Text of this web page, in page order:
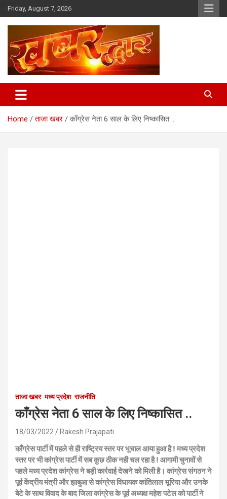
Skip
to
content
Friday, August 7, 2026
Khabar Dwar
Home ताजा खबर काँग्रेस नेता 6 साल के लिए निष्कासित ..
ताजा खबर मध्य प्रदेश राजनीति
काँग्रेस नेता 6 साल के लिए निष्कासित ..
18/03/2022 Rakesh Prajapati
काँग्रेस पार्टी में पहले से ही राष्ट्रिय स्तर पर भूचाल आया हुआ है ! मध्य प्रदेश
स्तर पर भी कांग्रेस पार्टी में सब कुछ ठीक नही चल रहा है ! आगामी चुनावों से
पहले मध्य प्रदेश कांग्रेस ने बड़ी कार्रवाई देखने को मिली है। कांग्रेस संगठन ने
पूर्व केंद्रीय मंत्री और झाबुआ से कांग्रेस विधायक कांतिलाल भूरिया और उनके
बेटे के साथ विवाद के बाद जिला कांग्रेस के पूर्व अध्यक्ष महेश पटेल को पार्टी ने